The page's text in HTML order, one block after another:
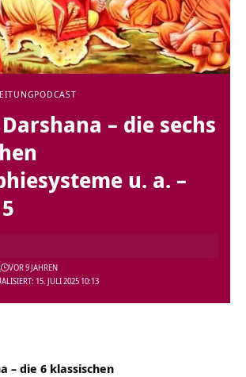
PODCAST
– die sechs
u. a. –
15. JULI 2025 10:13
VOR 9 JAHREN
– die 6 klassischen